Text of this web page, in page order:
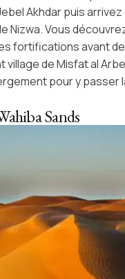
Akhdarpuis arrivez
Nizwa. Vous
fortifications avant
village de Misfat al
pour y passer
Sands